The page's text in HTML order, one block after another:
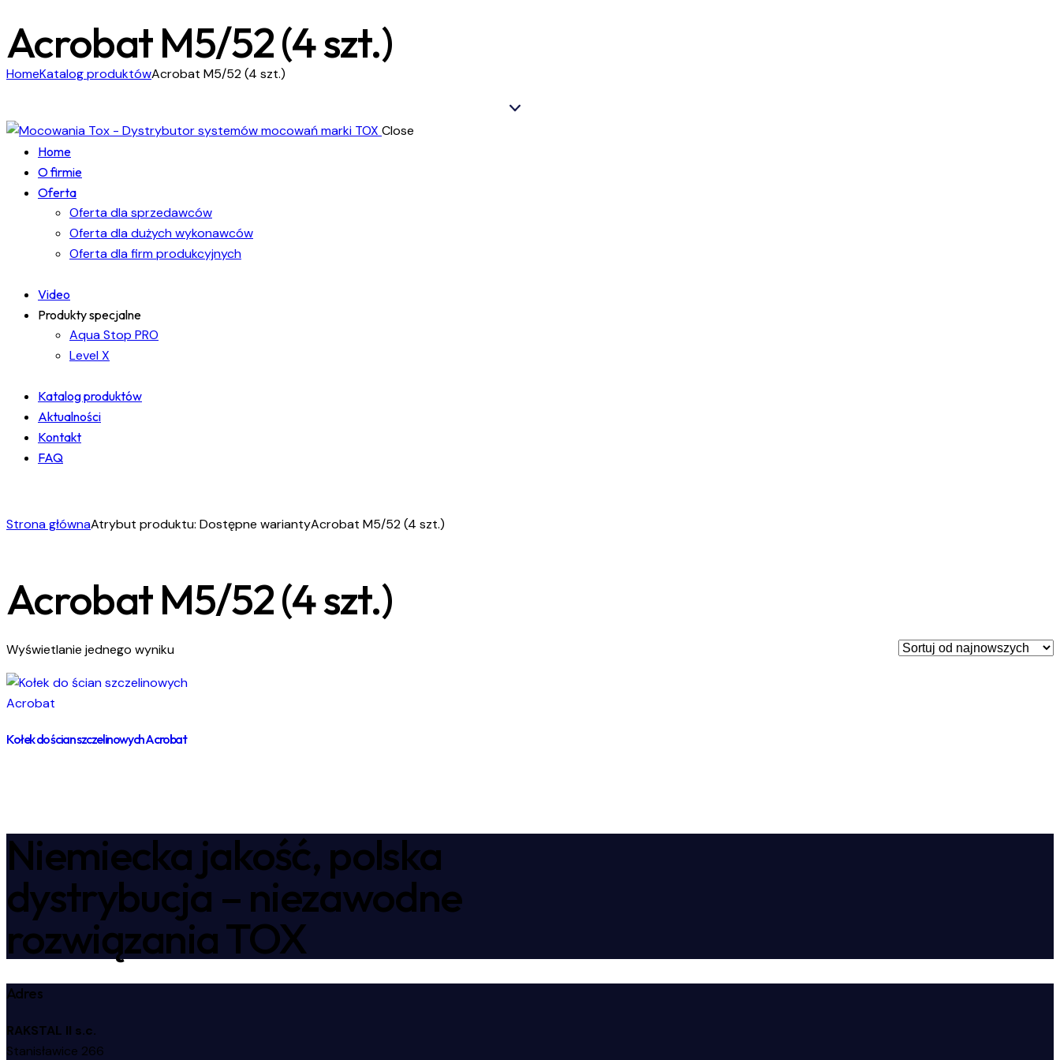
Acrobat M5/52 (4 szt.)
HomeKatalog produktówAcrobat M5/52 (4 szt.)
Close
Home
O firmie
Oferta
Oferta dla sprzedawców
Oferta dla dużych wykonawców
Oferta dla firm produkcyjnych
Video
Produkty specjalne
Aqua Stop PRO
Level X
Katalog produktów
Aktualności
Kontakt
FAQ
1
Strona głównaAtrybut produktu: Dostępne wariantyAcrobat M5/52 (4 szt.)
Acrobat M5/52 (4 szt.)
Wyświetlanie jednego wyniku
Kołek do ścian szczelinowych Acrobat
Niemiecka jakość, polska
dystrybucja – niezawodne
rozwiązania TOX
Adres
RAKSTAL II s.c.
Stanisławice 266